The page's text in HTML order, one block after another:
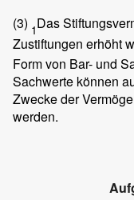
(3) 1Das
Zustiftungen erhöht
Form von Bar- und
Sachwerte können
Zwecke der
werden.